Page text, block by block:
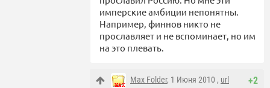
имперские амбиции непонятны.
Например, финнов никто не
прославляет и не вспоминает, но им
на это плевать.
+2
Max Folder, 1 Июня 2010 , url